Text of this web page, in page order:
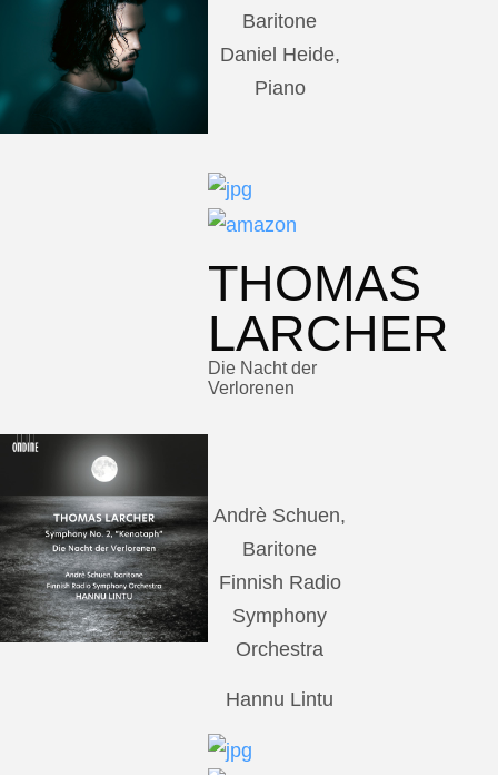
Baritone
Daniel Heide,
Piano
THOMAS
LARCHER
Die Nacht der
Verlorenen
Andrè Schuen,
Baritone
Finnish Radio
Symphony
Orchestra
Hannu Lintu